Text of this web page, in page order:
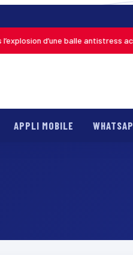
d’une balle antistress
APPLI MOBILE